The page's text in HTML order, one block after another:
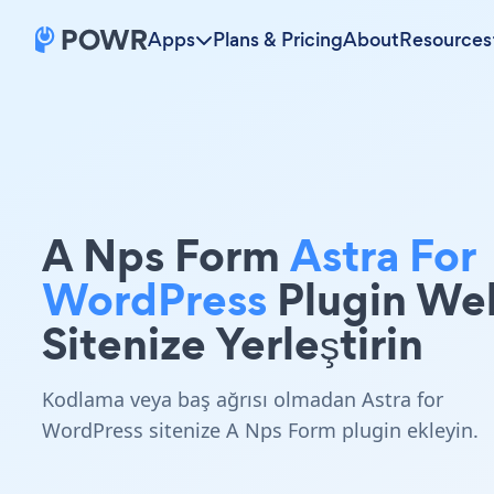
Apps Plans & PricingAboutResources
A Nps FormAstra For
WordPress Plugin
Sitenize Yerleştirin
Kodlama veya baş ağrısı olmadan Astra for
WordPress sitenize A Nps Form plugin ekleyin.